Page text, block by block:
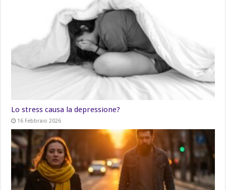
Lo stress causa la depressione?
16 Febbraio 2026